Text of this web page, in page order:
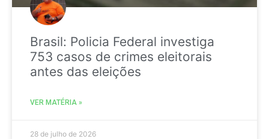
Brasil: Policia Federal investiga
753 casos de crimes eleitorais
antes das eleições
VER MATÉRIA »
28 de julho de 2026